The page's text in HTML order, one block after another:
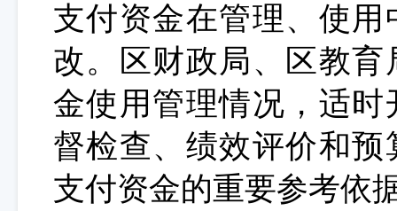
支付资金在管理、使
改。区财政局、区教
金使用管理情况，适
督检查、绩效评价和
支付资金的重要参考依